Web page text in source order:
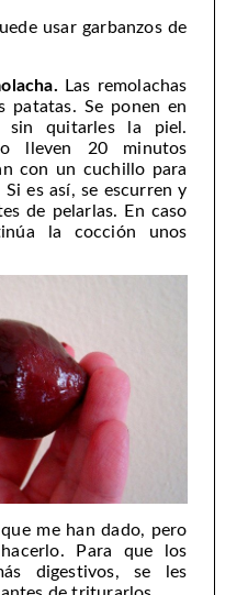
usar garbanzos de
Las remolachas
patatas. Se ponen en
quitarles la piel.
lleven 20 minutos
con un cuchillo para
es así, se escurren y
de pelarlas. En caso
la cocción unos
me han dado, pero
Para que los
digestivos, se les